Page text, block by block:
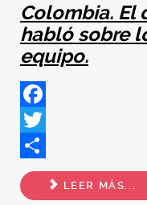
Colombia. El
habló sobre
equipo.
Facebook
Twitter
Share
LEER MÁS...